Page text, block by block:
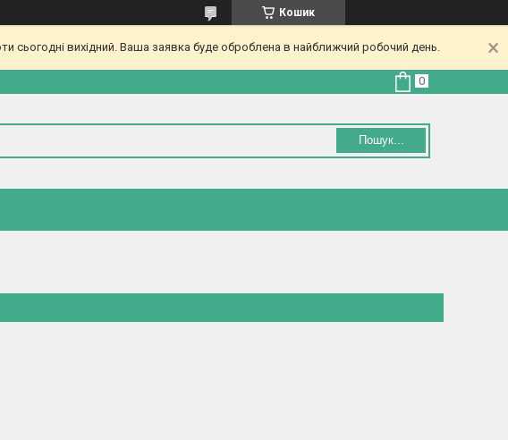
Кошик
сьогодні вихідний. Ваша заявка буде оброблена в найближчий робочий день.
Пошук...